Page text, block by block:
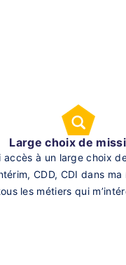
Large choix de
accès à un large choix
CDD, CDI dans ma
les métiers qui